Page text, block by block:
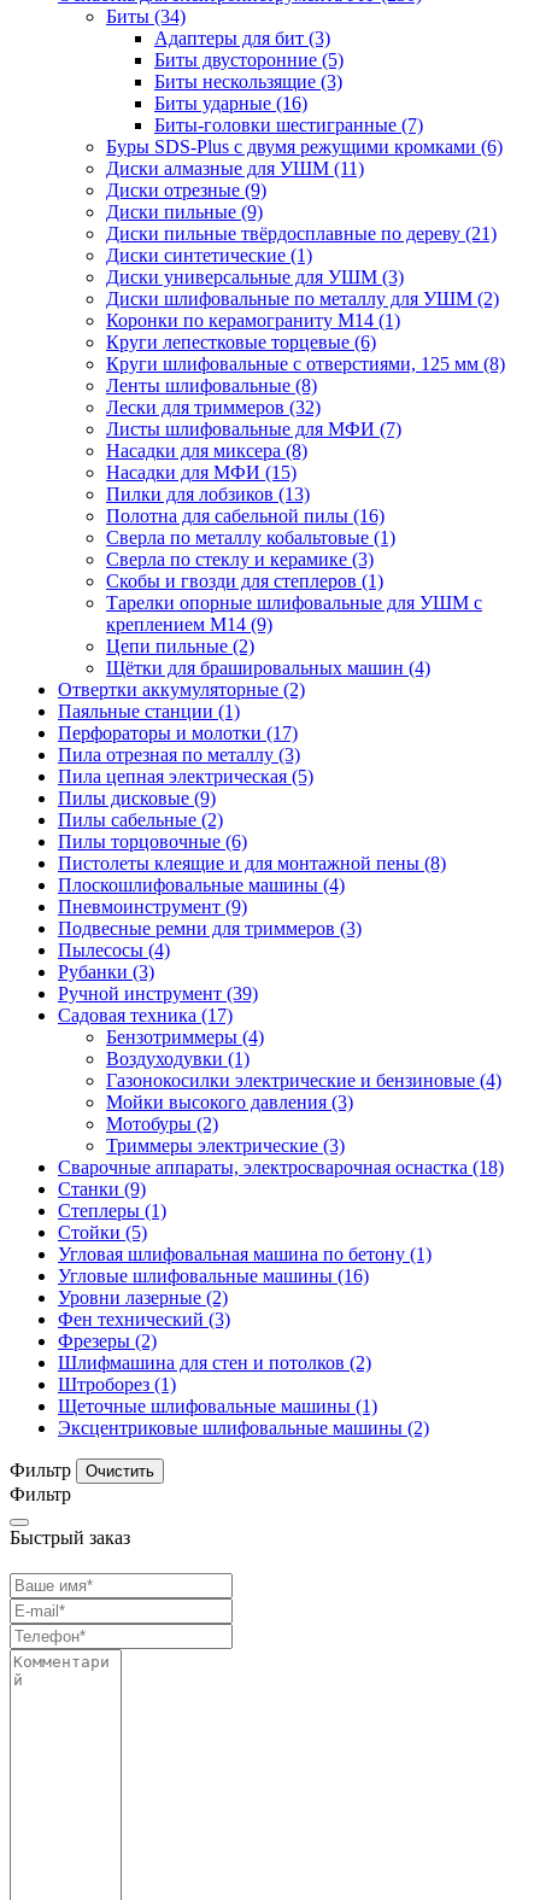
Биты (34)
Адаптеры для бит (3)
Биты двусторонние (5)
Биты нескользящие (3)
Биты ударные (16)
Биты-головки шестигранные (7)
Буры SDS-Plus c двумя режущими кромками (6)
Диски алмазные для УШМ (11)
Диски отрезные (9)
Диски пильные (9)
Диски пильные твёрдосплавные по дереву (21)
Диски синтетические (1)
Диски универсальные для УШМ (3)
Диски шлифовальные по металлу для УШМ (2)
Коронки по керамограниту M14 (1)
Круги лепестковые торцевые (6)
Круги шлифовальные с отверстиями, 125 мм (8)
Ленты шлифовальные (8)
Лески для триммеров (32)
Листы шлифовальные для МФИ (7)
Насадки для миксера (8)
Насадки для МФИ (15)
Пилки для лобзиков (13)
Полотна для сабельной пилы (16)
Сверла по металлу кобальтовые (1)
Сверла по стеклу и керамике (3)
Скобы и гвозди для степлеров (1)
Тарелки опорные шлифовальные для УШМ с
креплением М14 (9)
Цепи пильные (2)
Щётки для брашировальных машин (4)
Отвертки аккумуляторные (2)
Паяльные станции (1)
Перфораторы и молотки (17)
Пила отрезная по металлу (3)
Пила цепная электрическая (5)
Пилы дисковые (9)
Пилы сабельные (2)
Пилы торцовочные (6)
Пистолеты клеящие и для монтажной пены (8)
Плоскошлифовальные машины (4)
Пневмоинструмент (9)
Подвесные ремни для триммеров (3)
Пылесосы (4)
Рубанки (3)
Ручной инструмент (39)
Садовая техника (17)
Бензотриммеры (4)
Воздуходувки (1)
Газонокосилки электрические и бензиновые (4)
Мойки высокого давления (3)
Мотобуры (2)
Триммеры электрические (3)
Сварочные аппараты, электросварочная оснастка (18)
Станки (9)
Степлеры (1)
Стойки (5)
Угловая шлифовальная машина по бетону (1)
Угловые шлифовальные машины (16)
Уровни лазерные (2)
Фен технический (3)
Фрезеры (2)
Шлифмашина для стен и потолков (2)
Штроборез (1)
Щеточные шлифовальные машины (1)
Эксцентриковые шлифовальные машины (2)
Фильтр
Фильтр
Быстрый заказ